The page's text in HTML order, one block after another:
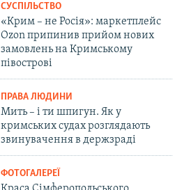
СУСПІЛЬСТВО
«Крим – не Росія»: маркетплейс
Ozon припинив прийом нових
замовлень на Кримському
півострові
ПРАВА ЛЮДИНИ
Мить – і ти шпигун. Як у
кримських судах розглядають
звинувачення в держзраді
ФОТОГАЛЕРЕЇ